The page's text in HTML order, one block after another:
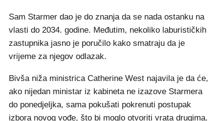
Sam Starmer dao je do znanja da se nada ostanku na
vlasti do 2034. godine. Međutim, nekoliko laburističkih
zastupnika jasno je poručilo kako smatraju da je
vrijeme za njegov odlazak.
Bivša niža ministrica Catherine West najavila je da će,
ako nijedan ministar iz kabineta ne izazove Starmera
do ponedjeljka, sama pokušati pokrenuti postupak
izbora novog vođe, što bi moglo otvoriti vrata drugima.